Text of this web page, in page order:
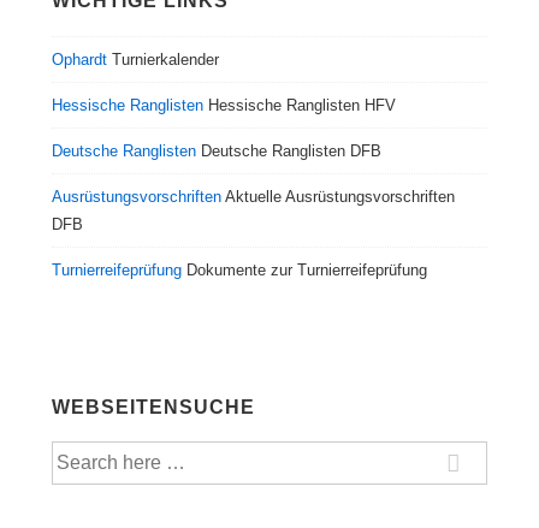
Ophardt Turnierkalender
Hessische Ranglisten Hessische Ranglisten HFV
Deutsche Ranglisten Deutsche Ranglisten DFB
Ausrüstungsvorschriften Aktuelle Ausrüstungsvorschriften
DFB
Turnierreifeprüfung Dokumente zur Turnierreifeprüfung
WEBSEITENSUCHE
Suche
nach: